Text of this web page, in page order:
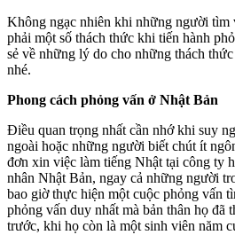
Không ngạc nhiên khi những người tìm
phải một số thách thức khi tiến hành
sẻ về những lý do cho những thách
nhé.
Phong cách phỏng vấn ở Nhật Bản
Điều quan trọng nhất cần nhớ khi suy
ngoài hoặc những người biết chút ít
đơn xin việc làm tiếng Nhật tại công ty
nhân Nhật Bản, ngay cả những người
bao giờ thực hiện một cuộc phỏng vấn
phỏng vấn duy nhất mà bản thân họ đã
trước, khi họ còn là một sinh viên năm